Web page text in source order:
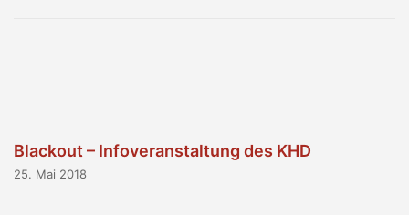
Blackout – Infoveranstaltung des KHD
25. Mai 2018